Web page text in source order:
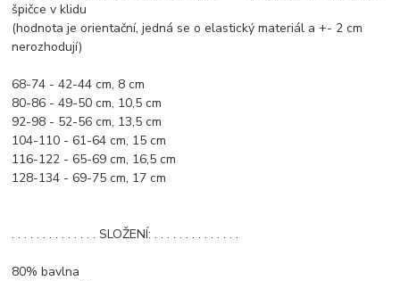
špičce v klidu
(hodnota je orientační, jedná se o elastický materiál a +- 2 cm
nerozhodují)
68-74 - 42-44 cm, 8 cm
80-86 - 49-50 cm, 10,5 cm
92-98 - 52-56 cm, 13,5 cm
104-110 - 61-64 cm, 15 cm
116-122 - 65-69 cm, 16,5 cm
128-134 - 69-75 cm, 17 cm
. . . . . . . . . . . . . . SLOŽENÍ: . . . . . . . . . . . . . .
80% bavlna